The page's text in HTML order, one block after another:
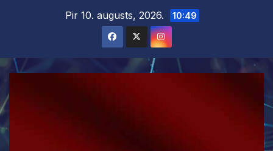
Pir 10. augusts, 2026. 10:49